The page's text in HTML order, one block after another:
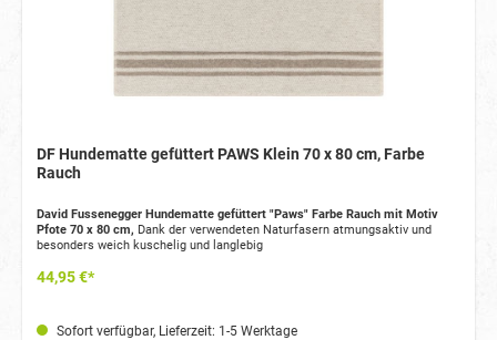
DF Hundematte gefüttert PAWS Klein 70 x 80 cm, Farbe
Rauch
David Fussenegger Hundematte gefüttert "Paws" Farbe Rauch mit Motiv
Pfote 70 x 80 cm, Dank der verwendeten Naturfasern atmungsaktiv und
besonders weich kuschelig und langlebig
44,95 €*
Sofort verfügbar, Lieferzeit: 1-5 Werktage